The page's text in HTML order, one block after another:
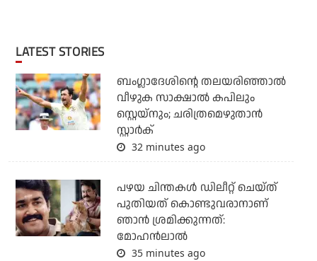
LATEST STORIES
ബംഗ്ലാദേശിന്റെ തലയരിഞ്ഞാല്‍
വീഴുക സാക്ഷാല്‍ കപിലും
സ്റ്റെയ്‌നും; ചരിത്രമെഴുതാന്‍
സ്റ്റാര്‍ക്
32 minutes ago
പഴയ ചിന്തകള്‍ ഡിലീറ്റ് ചെയ്ത്
പുതിയത് കൊണ്ടുവരാനാണ്
ഞാന്‍ ശ്രമിക്കുന്നത്:
മോഹന്‍ലാല്‍
35 minutes ago